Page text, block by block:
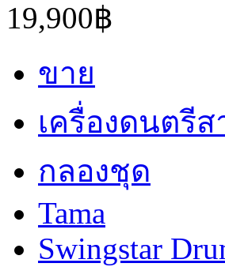
19,900฿
ขาย
เครื่องดนตรีส
กลองชุด
Tama
Swingstar